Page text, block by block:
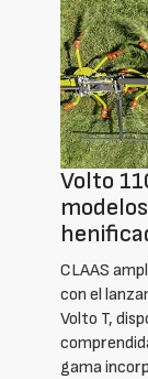
Volto
CLAAS
con el
Volto T,
gama